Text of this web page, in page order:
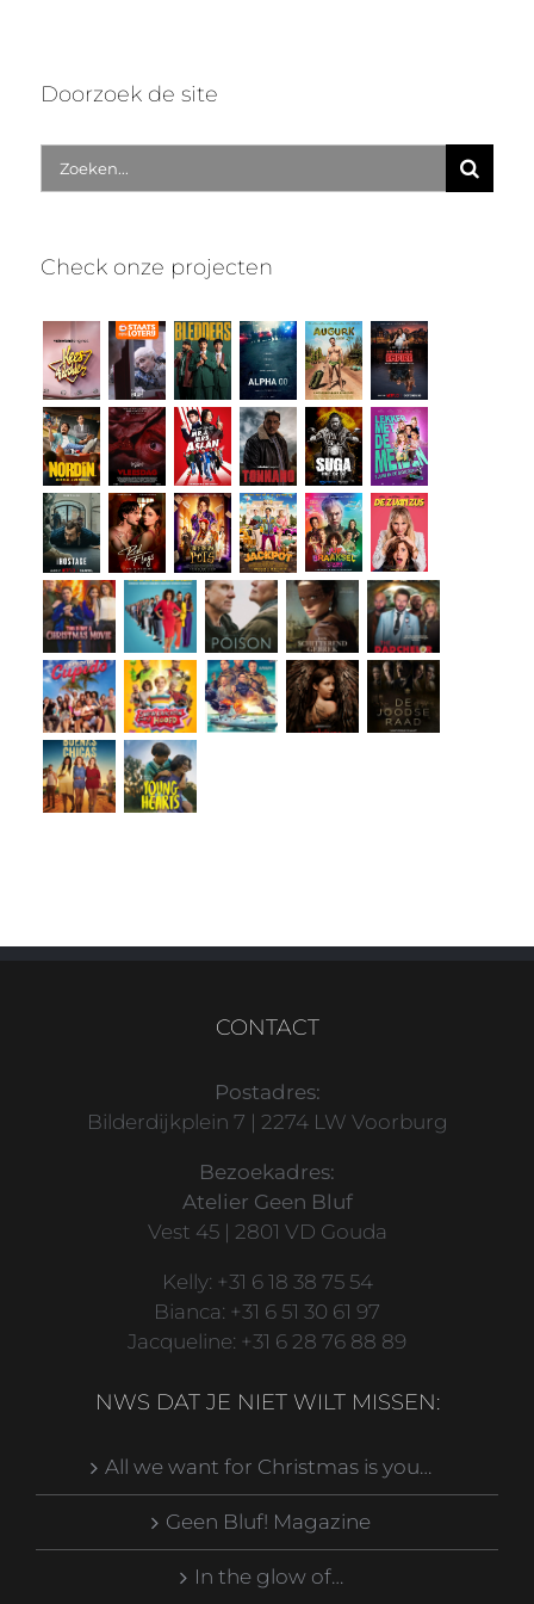
Doorzoek de site
Zoek
naar:
Check onze projecten
CONTACT
Postadres:
Bilderdijkplein 7 | 2274 LW Voorburg
Bezoekadres:
Atelier Geen Bluf
Vest 45 | 2801 VD Gouda
Kelly: +31 6 18 38 75 54
Bianca: +31 6 51 30 61 97
Jacqueline: +31 6 28 76 88 89
NWS DAT JE NIET WILT MISSEN:
All we want for Christmas is you…
Geen Bluf! Magazine
In the glow of…